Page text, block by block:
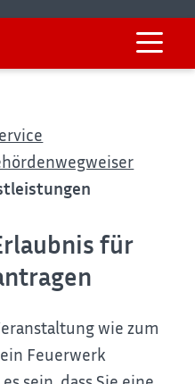
für
wie zum
Feuerwerk